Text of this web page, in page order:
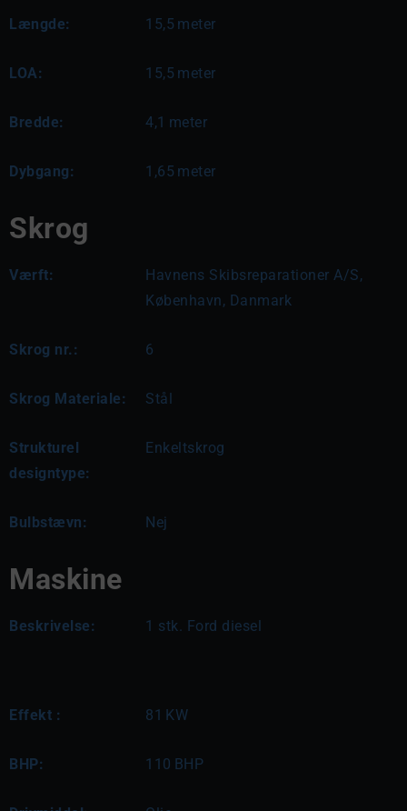
Længde: 15,5 meter
LOA: 15,5 meter
Bredde: 4,1 meter
Dybgang: 1,65 meter
Skrog
Værft:
Havnens Skibsreparationer A/S,
København, Danmark
Skrog nr.: 6
Skrog Materiale: Stål
Strukturel
designtype:
Enkeltskrog
Bulbstævn: Nej
Maskine
Beskrivelse: 1 stk. Ford diesel
Effekt : 81 KW
BHP: 110 BHP